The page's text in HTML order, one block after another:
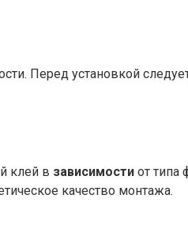
Перед установкой
клей в зависимости от типа
качество монтажа.